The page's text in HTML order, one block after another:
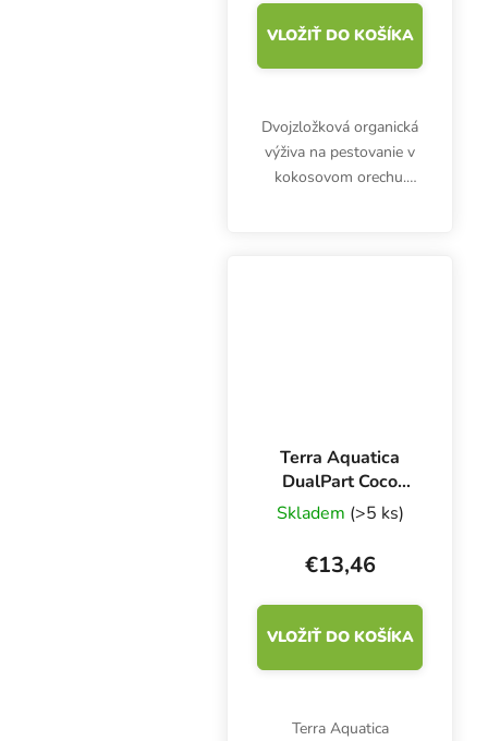
VLOŽIŤ DO KOŠÍKA
Dvojzložková organická
výživa na pestovanie v
kokosovom orechu.
Terra Aquatica
DualPart Coco
Grow 1 l, základná
zložka hnojiva
Skladem (>5 ks)
€13,46
VLOŽIŤ DO KOŠÍKA
Terra Aquatica